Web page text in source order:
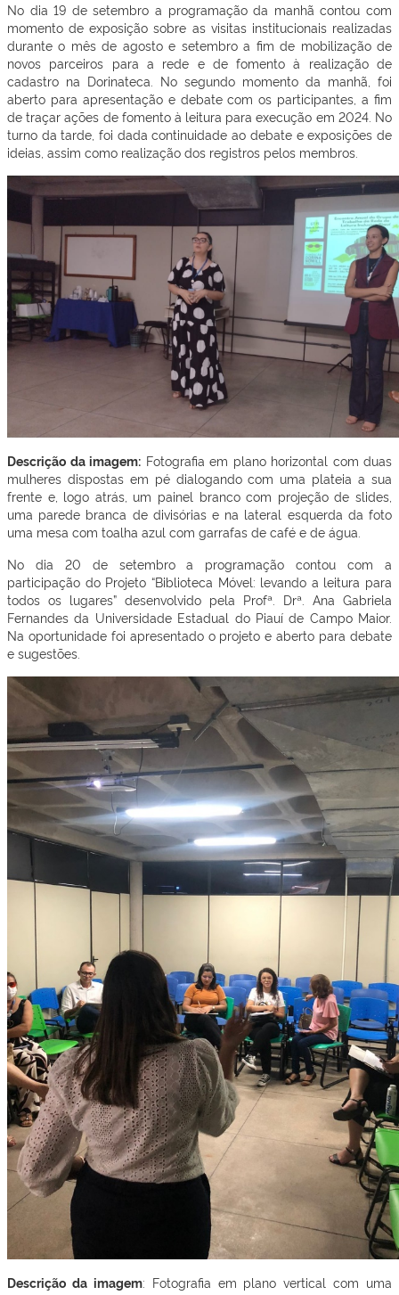
No dia 19 de setembro a programação da manhã contou com
momento de exposição sobre as visitas institucionais realizadas
durante o mês de agosto e setembro a fim de mobilização de
novos parceiros para a rede e de fomento à realização de
cadastro na Dorinateca. No segundo momento da manhã, foi
aberto para apresentação e debate com os participantes, a fim
de traçar ações de fomento à leitura para execução em 2024. No
turno da tarde, foi dada continuidade ao debate e exposições de
ideias, assim como realização dos registros pelos membros.
Descrição da imagem: Fotografia em plano horizontal com duas
mulheres dispostas em pé dialogando com uma plateia a sua
frente e, logo atrás, um painel branco com projeção de slides,
uma parede branca de divisórias e na lateral esquerda da foto
uma mesa com toalha azul com garrafas de café e de água.
No dia 20 de setembro a programação contou com a
participação do Projeto “Biblioteca Móvel: levando a leitura para
todos os lugares” desenvolvido pela Profª. Drª. Ana Gabriela
Fernandes da Universidade Estadual do Piauí de Campo Maior.
Na oportunidade foi apresentado o projeto e aberto para debate
e sugestões.
Descrição da imagem: Fotografia em plano vertical com uma